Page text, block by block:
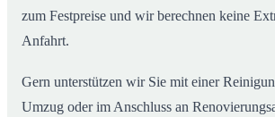
zum Festpreise und wir berechnen keine
Anfahrt.
Gern unterstützen wir Sie mit einer
Umzug oder im Anschluss an